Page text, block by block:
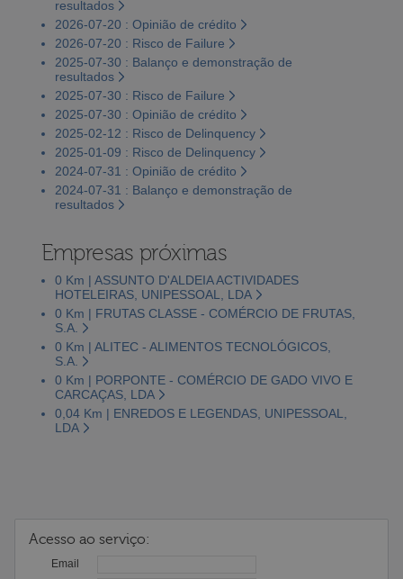
resultados
2026-07-20 : Opinião de crédito
2026-07-20 : Risco de Failure
2025-07-30 : Balanço e demonstração de
resultados
2025-07-30 : Risco de Failure
2025-07-30 : Opinião de crédito
2025-02-12 : Risco de Delinquency
2025-01-09 : Risco de Delinquency
2024-07-31 : Opinião de crédito
2024-07-31 : Balanço e demonstração de
resultados
Empresas próximas
0 Km | ASSUNTO D'ALDEIA ACTIVIDADES
HOTELEIRAS, UNIPESSOAL, LDA
0 Km | FRUTAS CLASSE - COMÉRCIO DE FRUTAS,
S.A.
0 Km | ALITEC - ALIMENTOS TECNOLÓGICOS,
S.A.
0 Km | PORPONTE - COMÉRCIO DE GADO VIVO E
CARCAÇAS, LDA
0,04 Km | ENREDOS E LEGENDAS, UNIPESSOAL,
LDA
Acesso ao serviço:
Email